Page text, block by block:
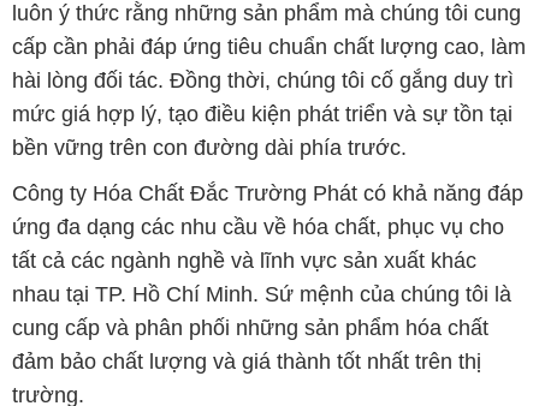
luôn ý thức rằng những sản phẩm mà chúng tôi cung
cấp cần phải đáp ứng tiêu chuẩn chất lượng cao, làm
hài lòng đối tác. Đồng thời, chúng tôi cố gắng duy trì
mức giá hợp lý, tạo điều kiện phát triển và sự tồn tại
bền vững trên con đường dài phía trước.
Công ty Hóa Chất Đắc Trường Phát có khả năng đáp
ứng đa dạng các nhu cầu về hóa chất, phục vụ cho
tất cả các ngành nghề và lĩnh vực sản xuất khác
nhau tại TP. Hồ Chí Minh. Sứ mệnh của chúng tôi là
cung cấp và phân phối những sản phẩm hóa chất
đảm bảo chất lượng và giá thành tốt nhất trên thị
trường.